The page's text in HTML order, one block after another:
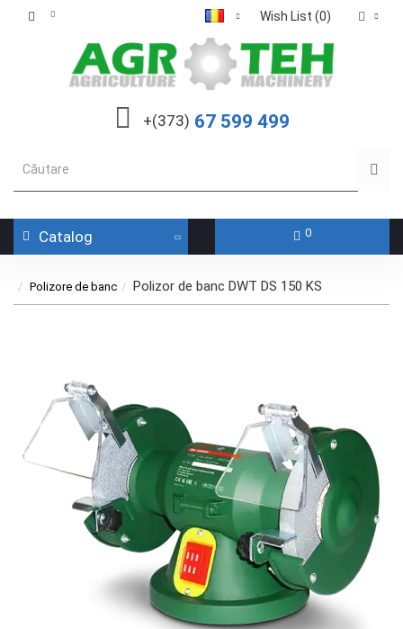
Wish List (0)
+(373) 67 599 499
Catalog 0
Polizore de banc Polizor de banc DWT DS 150 KS